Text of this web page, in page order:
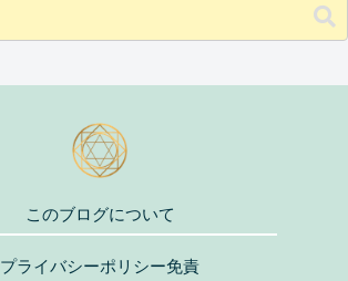
このブログについて
プライバシーポリシー免責